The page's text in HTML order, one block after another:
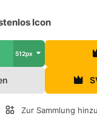
Icon
512px
Zur Sammlung